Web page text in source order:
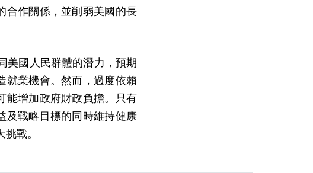
合作關係，並削弱美國的長
美國人民群體的潛力，預期
就業機會。然而，過度依賴
能增加政府財政負擔。只有
及戰略目標的同時維持健康
戰。